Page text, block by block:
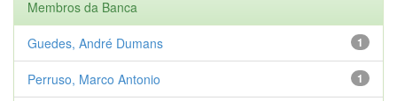
Membros da Banca
1
Guedes, André Dumans
1
Perruso, Marco Antonio